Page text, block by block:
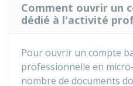
Comment ouvrir un
dédié à l'activité
Pour ouvrir un compte
professionnelle en
nombre de documents